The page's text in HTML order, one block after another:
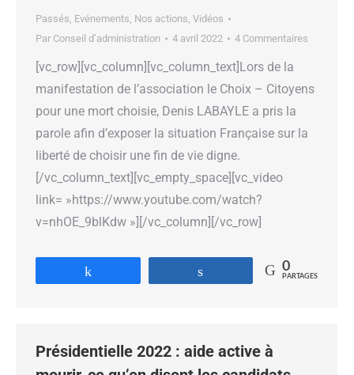
Passés, Evénements, Nos actions, Vidéos
Par Conseil d’administration 4 avril 2022 4 Commentaires
[vc_row][vc_column][vc_column_text]Lors de la
manifestation de l’association le Choix – Citoyens
pour une mort choisie, Denis LABAYLE a pris la
parole afin d’exposer la situation Française sur la
liberté de choisir une fin de vie digne.
[/vc_column_text][vc_empty_space][vc_video
link= »https://www.youtube.com/watch?
v=nhOE_9blKdw »][/vc_column][/vc_row]
0
PARTAGES
Présidentielle 2022 : aide active à